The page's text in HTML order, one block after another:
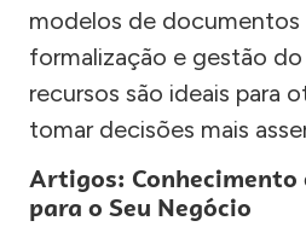
modelos de documentos
formalização e gestão
recursos são ideais para
tomar decisões mais
Artigos: Conhecimento
para o Seu Negócio